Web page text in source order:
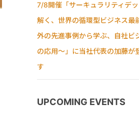
7/8開催「サーキュラリティデ
解く、世界の循環型ビジネス最
外の先進事例から学ぶ、自社ビ
の応用〜」に当社代表の加藤が
す
UPCOMING EVENTS